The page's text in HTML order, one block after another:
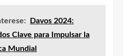
Davos 2024:
Clave para Impulsar la
Mundial